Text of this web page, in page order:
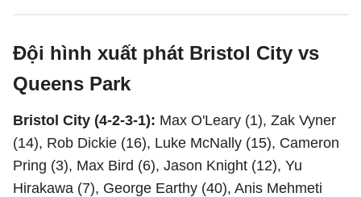
Đội hình xuất phát Bristol City vs
Queens Park
Bristol City (4-2-3-1): Max O'Leary (1), Zak Vyner
(14), Rob Dickie (16), Luke McNally (15), Cameron
Pring (3), Max Bird (6), Jason Knight (12), Yu
Hirakawa (7), George Earthy (40), Anis Mehmeti